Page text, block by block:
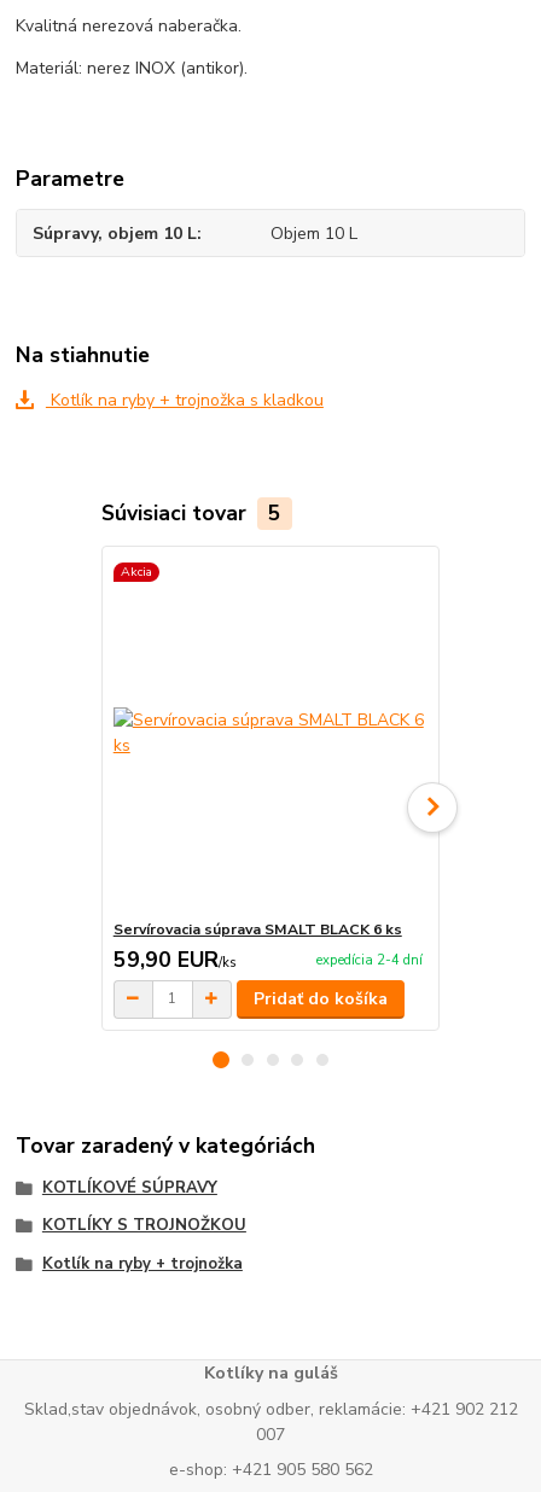
Kvalitná nerezová naberačka.
Materiál: nerez INOX (antikor).
Parametre
Súpravy, objem 10 L Objem 10 L
Na stiahnutie
Kotlík na ryby + trojnožka s kladkou
Súvisiaci tovar 5
Akcia
Servírovacia súprava SMALT BLACK 6 ks
59,90 EUR/ks expedícia 2-4 dní
Pridať do košíka
Tovar zaradený v kategóriách
KOTLÍKOVÉ SÚPRAVY
KOTLÍKY S TROJNOŽKOU
Kotlík na ryby + trojnožka
Kotlíky na guláš
Sklad,stav objednávok, osobný odber, reklamácie: +421 902 212
007
e-shop: +421 905 580 562